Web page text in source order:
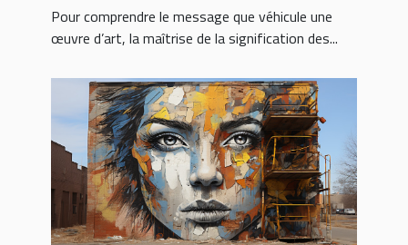
Pour comprendre le message que véhicule une
œuvre d’art, la maîtrise de la signification des...